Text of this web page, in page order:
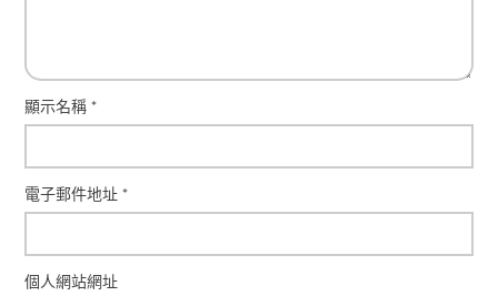
顯示名稱 *
電子郵件地址 *
個人網站網址